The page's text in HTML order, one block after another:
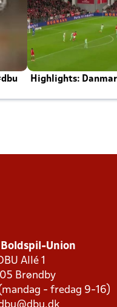
Highlights:
Boldspil-Union
Allé 1
Brøndby
- fredag 9-16)